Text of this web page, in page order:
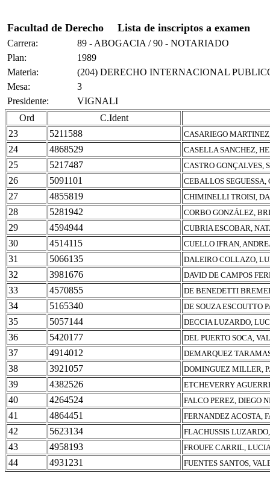
Facultad de Derecho Lista de inscriptos a examen
Carrera:
89 - ABOGACIA / 90 - NOTARIADO
Plan:
1989
Materia:
(204) DERECHO INTERNACIONAL
Mesa:
3
Presidente:
VIGNALI
Ord
C.Ident
23
5211588 CASARIEGO
24 4868529 CASELLA SANCHEZ,
25 5217487 CASTRO GONÇALVES,
26 5091101 CEBALLOS
27 4855819 CHIMINELLI TROISI,
28 5281942 CORBO GONZÁLEZ,
29 4594944 CUBRIA ESCOBAR,
30 4514115 CUELLO IFRAN,
31 5066135 DALEIRO COLLAZO,
32 3981676 DAVID DE CAMPOS
33 4570855 DE BENEDETTI
34 5165340 DE SOUZA ESCOUTTO
35 5057144 DECCIA LUZARDO,
36 5420177 DEL PUERTO SOCA,
37 4914012 DEMARQUEZ
38 3921057 DOMINGUEZ MILLER,
39 4382526 ETCHEVERRY
40 4264524 FALCO PEREZ, DIEGO
41 4864451 FERNANDEZ ACOSTA,
42 5623134 FLACHUSSIS
43 4958193 FROUFE CARRIL,
44 4931231 FUENTES SANTOS,